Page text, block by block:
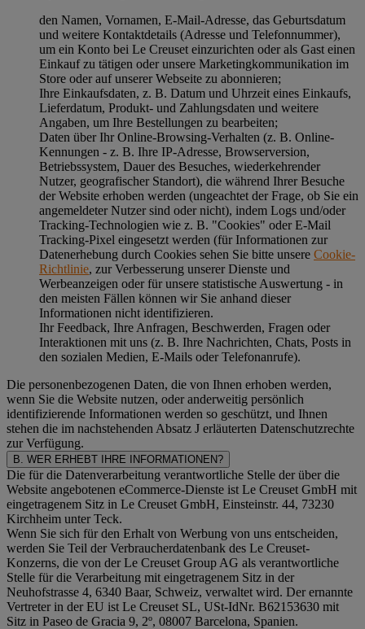
den Namen, Vornamen, E-Mail-Adresse, das Geburtsdatum
und weitere Kontaktdetails (Adresse und Telefonnummer),
um ein Konto bei Le Creuset einzurichten oder als Gast einen
Einkauf zu tätigen oder unsere Marketingkommunikation im
Store oder auf unserer Webseite zu abonnieren;
Ihre Einkaufsdaten, z. B. Datum und Uhrzeit eines Einkaufs,
Lieferdatum, Produkt- und Zahlungsdaten und weitere
Angaben, um Ihre Bestellungen zu bearbeiten;
Daten über Ihr Online-Browsing-Verhalten (z. B. Online-
Kennungen - z. B. Ihre IP-Adresse, Browserversion,
Betriebssystem, Dauer des Besuches, wiederkehrender
Nutzer, geografischer Standort), die während Ihrer Besuche
der Website erhoben werden (ungeachtet der Frage, ob Sie ein
angemeldeter Nutzer sind oder nicht), indem Logs und/oder
Tracking-Technologien wie z. B. "Cookies" oder E-Mail
Tracking-Pixel eingesetzt werden (für Informationen zur
Datenerhebung durch Cookies sehen Sie bitte unsere Cookie-
Richtlinie, zur Verbesserung unserer Dienste und
Werbeanzeigen oder für unsere statistische Auswertung - in
den meisten Fällen können wir Sie anhand dieser
Informationen nicht identifizieren.
Ihr Feedback, Ihre Anfragen, Beschwerden, Fragen oder
Interaktionen mit uns (z. B. Ihre Nachrichten, Chats, Posts in
den sozialen Medien, E-Mails oder Telefonanrufe).
Die personenbezogenen Daten, die von Ihnen erhoben werden,
wenn Sie die Website nutzen, oder anderweitig persönlich
identifizierende Informationen werden so geschützt, und Ihnen
stehen die im nachstehenden Absatz J erläuterten Datenschutzrechte
zur Verfügung.
B. WER ERHEBT IHRE INFORMATIONEN?
Die für die Datenverarbeitung verantwortliche Stelle der über die
Website angebotenen eCommerce-Dienste ist Le Creuset GmbH mit
eingetragenem Sitz in Le Creuset GmbH, Einsteinstr. 44, 73230
Kirchheim unter Teck.
Wenn Sie sich für den Erhalt von Werbung von uns entscheiden,
werden Sie Teil der Verbraucherdatenbank des Le Creuset-
Konzerns, die von der Le Creuset Group AG als verantwortliche
Stelle für die Verarbeitung mit eingetragenem Sitz in der
Neuhofstrasse 4, 6340 Baar, Schweiz, verwaltet wird. Der ernannte
Vertreter in der EU ist Le Creuset SL, USt-IdNr. B62153630 mit
Sitz in Paseo de Gracia 9, 2º, 08007 Barcelona, Spanien.